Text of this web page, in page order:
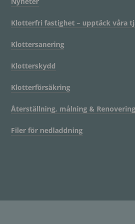
Klotterfri fastighet – upptäck våra
Klottersanering
Klotterskydd
Klotterförsäkring
Återställning, målning & Renovering
Filer för nedladdning